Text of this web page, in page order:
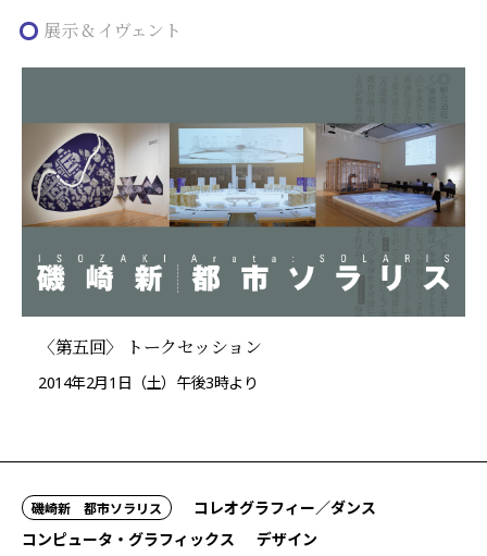
展示 & イヴェント
〈第五回〉 トークセッション
2014年2月1日（土）午後3時より
磯崎新 都市ソラリス
コレオグラフィー／ダンス
コンピュータ・グラフィックス
デザイン